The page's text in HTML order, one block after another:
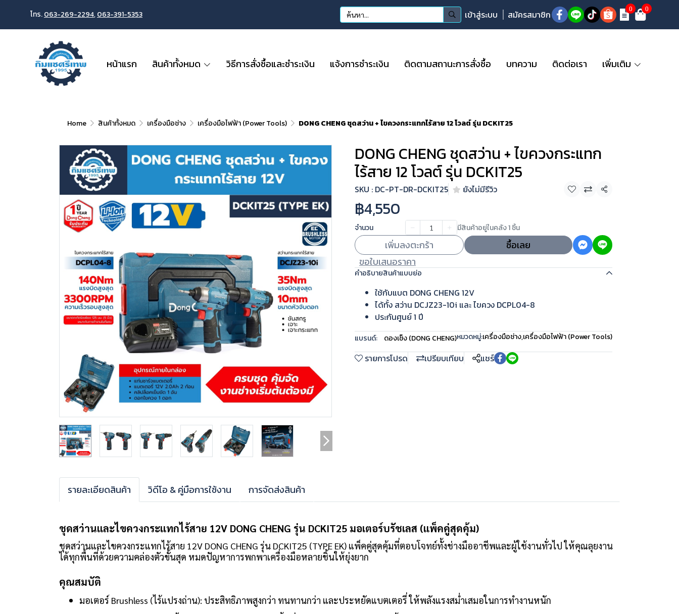
โทร.063-269-2294,063-391-5353 เข้าสู่ระบบ สมัครสมาชิก 0 0
หน้าแรก สินค้าทั้งหมด วิธีการสั่งซื้อและชำระเงิน แจ้งการชำระเงิน ติดตามสถานะการสั่งซื้อ บทความ ติดต่อเรา เพิ่มเติม
Home สินค้าทั้งหมด เครื่องมือช่าง เครื่องมือไฟฟ้า (Power Tools) DONG CHENG ชุดสว่าน + ไขควงกระแทกไร้สาย 12 โวลต์ รุ่น DCKIT25
DONG CHENG ชุดสว่าน + ไขควงกระแทก
ไร้สาย 12 โวลต์ รุ่น DCKIT25
SKU : DC-PT-DR-DCKIT25 ยังไม่มีรีวิว แชร์
฿4,550
จำนวน มีสินค้าอยู่ในคลัง 1 ชิ้น
เพิ่มลงตะกร้า
ซื้อเลย
ขอใบเสนอราคา
คำอธิบายสินค้าแบบย่อ
ใช้กับแบต DONG CHENG 12V
ได้ทั้ง สว่าน DCJZ23-10i และ ไขควง DCPL04-8
ประกันศูนย์ 1 ปี
แบรนด์: ดองเช็ง (DONG CHENG)หมวดหมู่:เครื่องมือช่าง,เครื่องมือไฟฟ้า (Power Tools)
รายการโปรด เปรียบเทียบ แชร์
รายละเอียดสินค้า วิดีโอ & คู่มือการใช้งาน การจัดส่งสินค้า
ชุดสว่านและไขควงกระแทกไร้สาย 12V DONG CHENG รุ่น DCKIT25 มอเตอร์บรัชเลส (แพ็คคู่สุดคุ้ม)
ชุดสว่านและไขควงกระแทกไร้สาย 12V DONG CHENG รุ่น DCKIT25 (TYPE EK) แพ็คคู่สุดคุ้มที่ตอบโจทย์ทั้งช่างมืออาชีพและผู้ใช้งานทั่วไป ให้คุณลุยงาน
ได้ทุกพื้นที่ด้วยความคล่องตัวขั้นสุด หมดปัญหาการพกพาเครื่องมือหลายชิ้นให้ยุ่งยาก
คุณสมบัติ
มอเตอร์ Brushless (ไร้แปรงถ่าน): ประสิทธิภาพสูงกว่า ทนทานกว่า และประหยัดแบตเตอรี่ ให้พลังแรงสม่ำเสมอในการทำงานหนัก